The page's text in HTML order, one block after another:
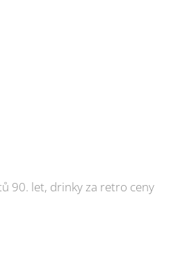
90. let, drinky za retro ceny